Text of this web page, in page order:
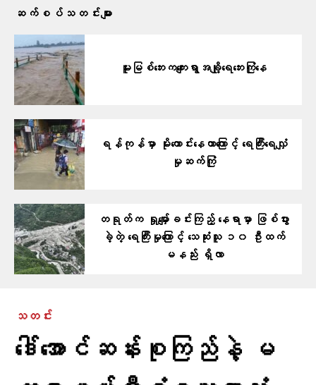
ဆက်စပ်သတင်းများ
မူးမြစ်ဘေးကကျေးရွာအချို့ရေဘေးကြုံနေ
ရန်ကုန်မှာ မိုးကောင်းနေတာကြောင့် ရေကြီးရေလျှံ
မှုဆက်ကြုံ
တရုတ်က ရှုမျှော်ခင်းကြည့် နေရာမှာ ဖြစ်ပွား
ခဲ့တဲ့ ရေကြီးမှုကြောင့် သေဆုံးသူ ၁၀ ဦးထက်
မနည်း ရှိလာ
သတင်း
ဒေါ်အောင်ဆန်းစုကြည်နဲ့ မ